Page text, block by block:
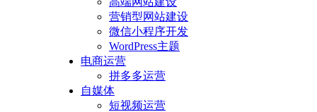
营销型网站建设
微信小程序开发
WordPress主题
电商运营
拼多多运营
自媒体
短视频运营